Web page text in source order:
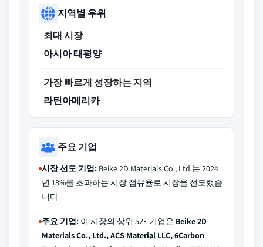
지역별 우위
최대 시장
아시아 태평양
가장 빠르게 성장하는 지역
라틴아메리카
주요 기업
시장 선도 기업: Beike 2D Materials Co., Ltd.는 2024
년 18%를 초과하는 시장 점유율로 시장을 선도했습
니다.
주요 기업: 이 시장의 상위 5개 기업은 Beike 2D
Materials Co., Ltd., ACS Material LLC, 6Carbon